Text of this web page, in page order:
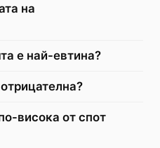
на
е най-евтина?
висока от спот